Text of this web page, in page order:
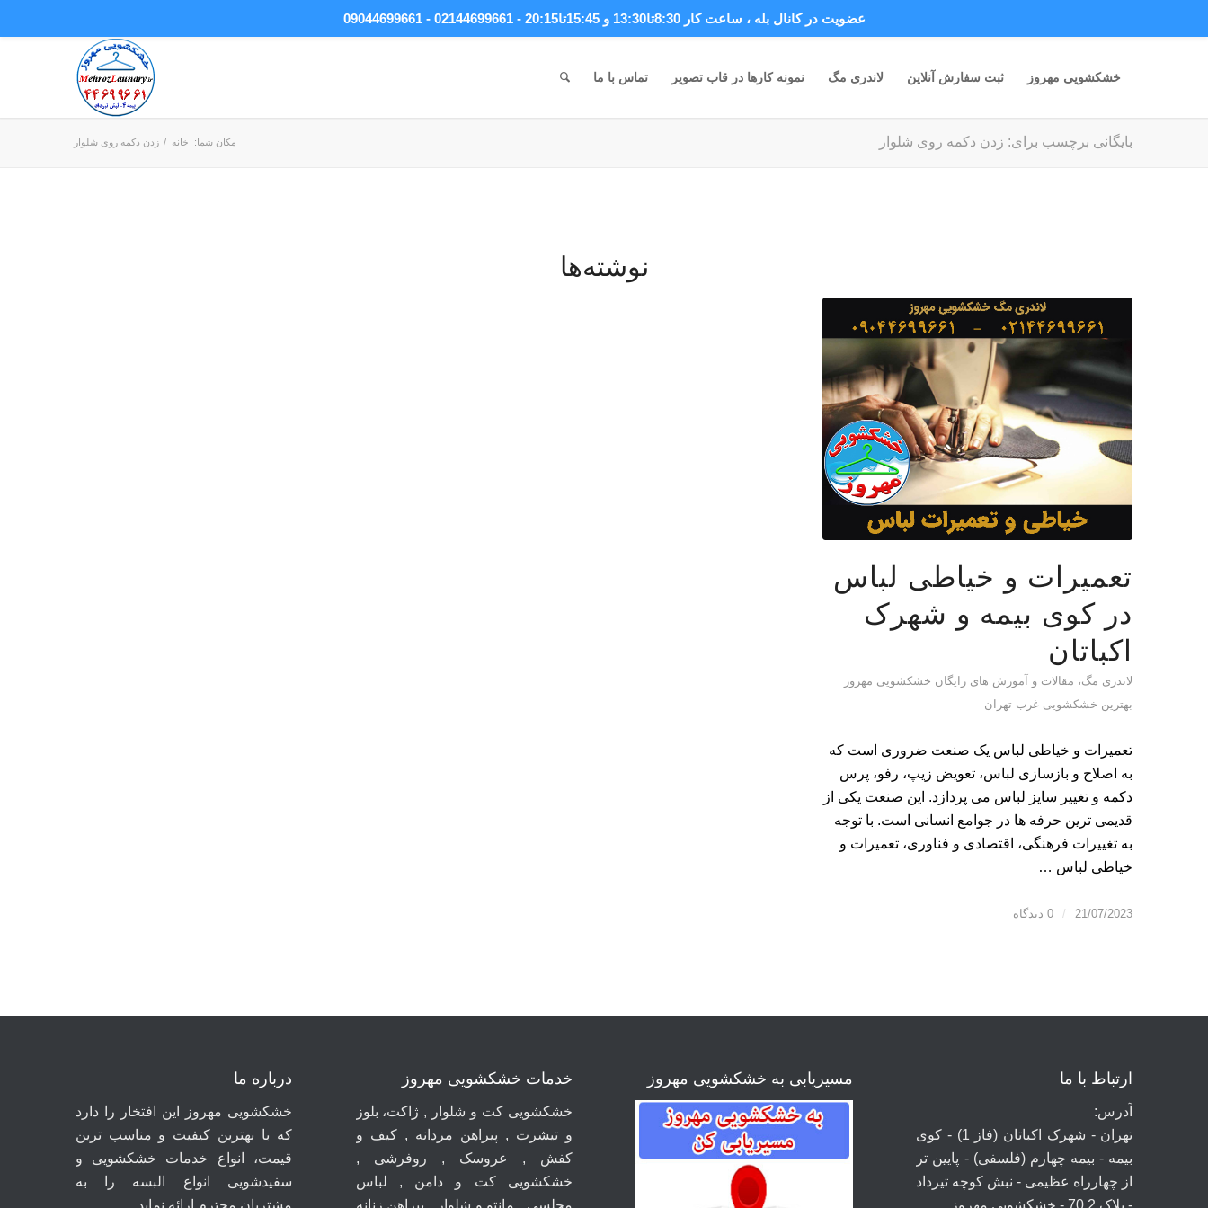
خشکشویی مهروز ثبت سفارش آنلاین لاندری مگ نمونه کارها در قاب تصویر تماس با ما
بایگانی برچسب برای: زدن دکمه روی شلوار مکان شما: خانه / زدن دکمه روی شلوار
نوشته‌ها
تعمیرات و خیاطی لباس
در کوی بیمه و شهرک
اکباتان
لاندری مگ، مقالات و آموزش های رایگان خشکشویی مهروز
بهترین خشکشویی غرب تهران
تعمیرات و خیاطی لباس یک صنعت ضروری است که
به اصلاح و بازسازی لباس، تعویض زیپ، رفو، پرس
دکمه و تغییر سایز لباس می پردازد. این صنعت یکی از
قدیمی ترین حرفه ها در جوامع انسانی است. با توجه
به تغییرات فرهنگی، اقتصادی و فناوری، تعمیرات و
خیاطی لباس …
21/07/2023
/ 0 دیدگاه
ارتباط با ما
آدرس:
تهران - شهرک اکباتان (فاز 1) - کوی
بیمه - بیمه چهارم (فلسفی) - پایین تر
از چهارراه عظیمی - نبش کوچه تیرداد
- پلاک 70.2 - خشکشویی مهروز
مسیریابی به خشکشویی مهروز خدمات خشکشویی مهروز
خشکشویی کت و شلوار , ژاکت، بلوز
و تیشرت , پیراهن مردانه , کیف و
کفش , عروسک , روفرشی ,
خشکشویی کت و دامن , لباس
مجلسی , مانتو و شلوار , پیراهن زنانه
درباره ما
خشکشویی مهروز این افتخار را دارد
که با بهترین کیفیت و مناسب ترین
قیمت، انواع خدمات خشکشویی و
سفیدشویی انواع البسه را به
مشتریان محترم ارائه نماید.
عضویت در کانال بله ، ساعت کار 8:30تا13:30 و 15:45تا20:15 - 02144699661 - 09044699661